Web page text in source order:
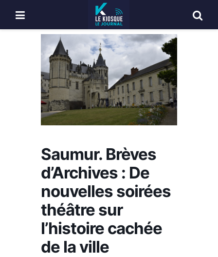
Saumur. Brèves
d’Archives : De
nouvelles soirées
théâtre sur
l’histoire cachée
de la ville